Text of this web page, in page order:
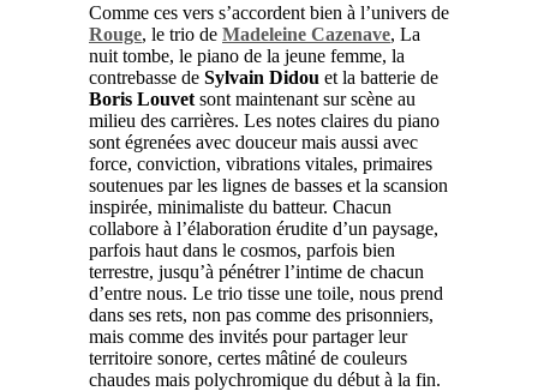
Comme ces vers s’accordent bien à l’univers de
Rouge, le trio de Madeleine Cazenave, La
nuit tombe, le piano de la jeune femme, la
contrebasse de Sylvain Didou et la batterie de
Boris Louvet sont maintenant sur scène au
milieu des carrières. Les notes claires du piano
sont égrenées avec douceur mais aussi avec
force, conviction, vibrations vitales, primaires
soutenues par les lignes de basses et la scansion
inspirée, minimaliste du batteur. Chacun
collabore à l’élaboration érudite d’un paysage,
parfois haut dans le cosmos, parfois bien
terrestre, jusqu’à pénétrer l’intime de chacun
d’entre nous. Le trio tisse une toile, nous prend
dans ses rets, non pas comme des prisonniers,
mais comme des invités pour partager leur
territoire sonore, certes mâtiné de couleurs
chaudes mais polychromique du début à la fin.